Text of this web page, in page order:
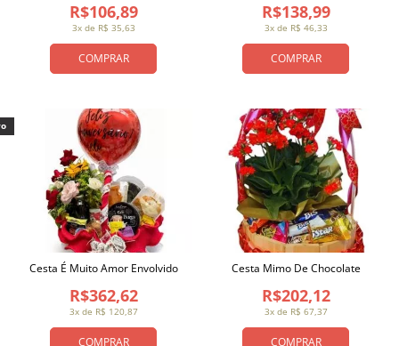
COMPRAR
3x de R$ 35,63
R$106,89
COMPRAR
3x de R$ 46,33
R$138,99
COMPRAR
3x de R$ 120,87
R$362,62
Cesta É Muito Amor Envolvido
COMPRAR
3x de R$ 67,37
R$202,12
Cesta Mimo De Chocolate